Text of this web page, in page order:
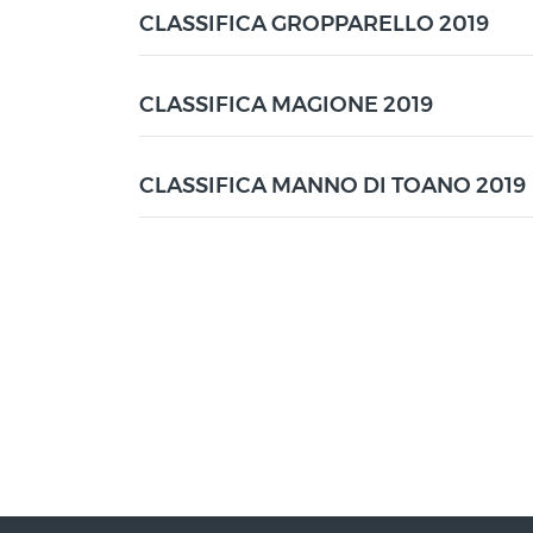
CLASSIFICA GROPPARELLO 2019
CLASSIFICA MAGIONE 2019
CLASSIFICA MANNO DI TOANO 2019